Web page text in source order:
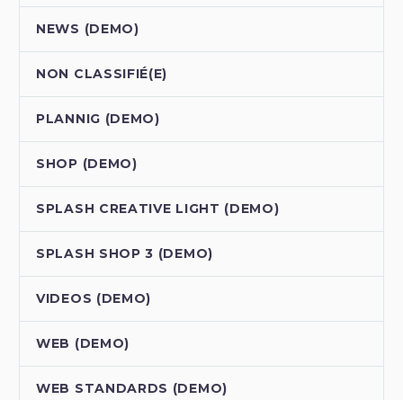
NEWS (DEMO)
NON CLASSIFIÉ(E)
PLANNIG (DEMO)
SHOP (DEMO)
SPLASH CREATIVE LIGHT (DEMO)
SPLASH SHOP 3 (DEMO)
VIDEOS (DEMO)
WEB (DEMO)
WEB STANDARDS (DEMO)